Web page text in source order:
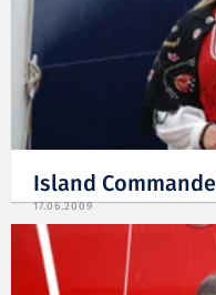
Island
17.06.2009